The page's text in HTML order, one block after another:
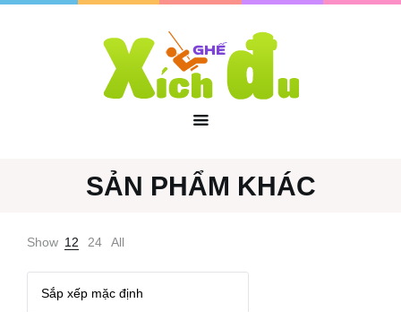
SẢN PHẨM KHÁC
Show 12 24 All